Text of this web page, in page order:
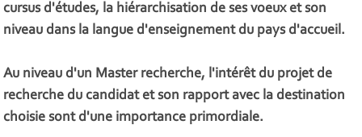
cursus d'études, la hiérarchisation de ses voeux et son
niveau dans la langue d'enseignement du pays d'accueil.
Au niveau d'un Master recherche, l'intérêt du projet de
recherche du candidat et son rapport avec la destination
choisie sont d'une importance primordiale.